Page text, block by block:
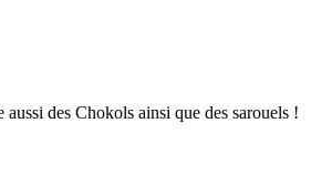
des Chokols ainsi que des sarouels !